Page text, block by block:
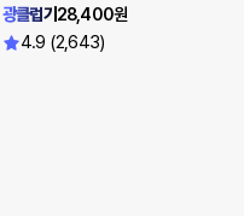
광클럽가28,400원
4.9 (2,643)